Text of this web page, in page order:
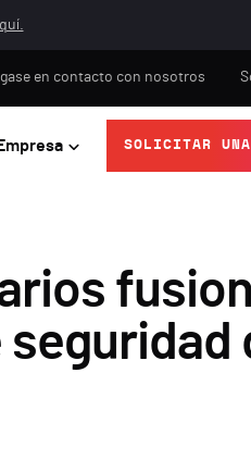
Empresa SOLICITAR UNA
en contacto con nosotros
seguridad